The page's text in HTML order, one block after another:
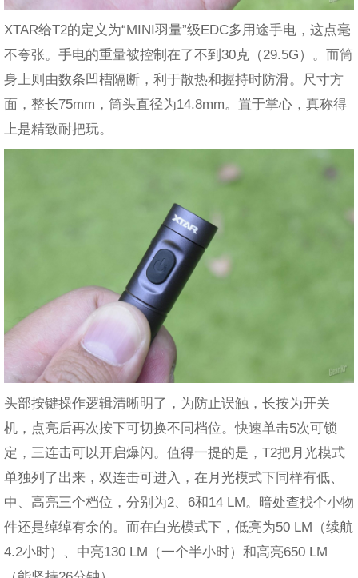
XTAR给T2的定义为“MINI羽量”级EDC多用途手电，这点毫
不夸张。手电的重量被控制在了不到30克（29.5G）。而筒
身上则由数条凹槽隔断，利于散热和握持时防滑。尺寸方
面，整长75mm，筒头直径为14.8mm。置于掌心，真称得
上是精致耐把玩。
头部按键操作逻辑清晰明了，为防止误触，长按为开关
机，点亮后再次按下可切换不同档位。快速单击5次可锁
定，三连击可以开启爆闪。值得一提的是，T2把月光模式
单独列了出来，双连击可进入，在月光模式下同样有低、
中、高亮三个档位，分别为2、6和14 LM。暗处查找个小物
件还是绰绰有余的。而在白光模式下，低亮为50 LM（续航
4.2小时）、中亮130 LM（一个半小时）和高亮650 LM